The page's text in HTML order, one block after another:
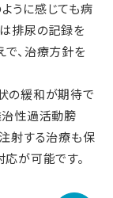
うに感じても病
排尿の記録を
で、治療方針を
の緩和が期待で
治性過活動膀
射する治療も保
が可能です。